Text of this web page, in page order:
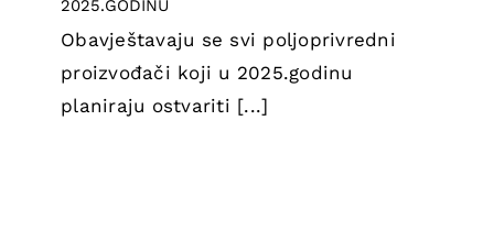
2025.GODINU
Obavještavaju se svi poljoprivredni
proizvođači koji u 2025.godinu
planiraju ostvariti [...]